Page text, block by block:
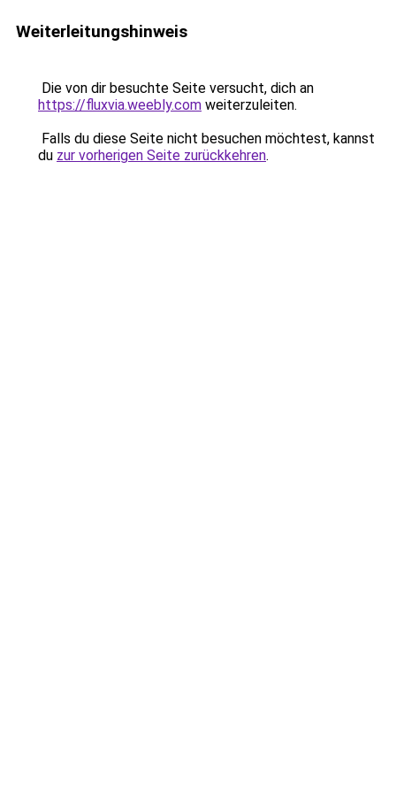
Weiterleitungshinweis
Die von dir besuchte Seite versucht, dich an
https://fluxvia.weebly.com weiterzuleiten.
Falls du diese Seite nicht besuchen möchtest, kannst
du zur vorherigen Seite zurückkehren.